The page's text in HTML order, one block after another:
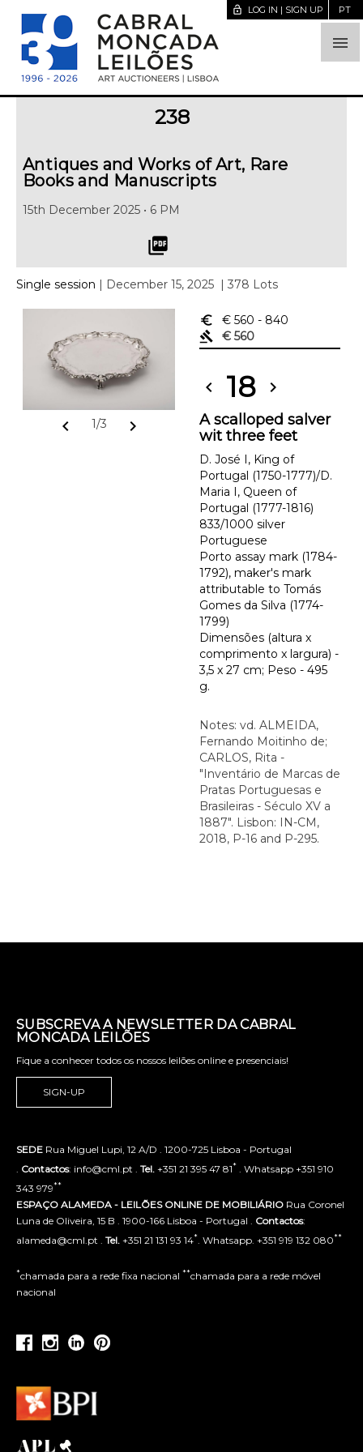

lock_open LOG IN | SIGN UP PT
238
Antiques and Works of Art, Rare
Books and Manuscripts
15th December 2025 • 6 PM
picture_as_pdf
Single session | December 15, 2025 | 378 Lots
chevron_left 1/3 chevron_right
euro_symbol € 560 - 840
gavel
€ 560
chevron_left 18 chevron_right
A scalloped salver
wit three feet
D. José I, King of
Portugal (1750-1777)/D.
Maria I, Queen of
Portugal (1777-1816)
833/1000 silver
Portuguese
Porto assay mark (1784-
1792), maker's mark
attributable to Tomás
Gomes da Silva (1774-
1799)
Dimensões (altura x
comprimento x largura) -
3,5 x 27 cm; Peso - 495
g.
Notes: vd. ALMEIDA,
Fernando Moitinho de;
CARLOS, Rita -
"Inventário de Marcas de
Pratas Portuguesas e
Brasileiras - Século XV a
1887". Lisbon: IN-CM,
2018, P-16 and P-295.
SUBSCREVA A NEWSLETTER DA CABRAL
MONCADA LEILÕES
Fique a conhecer todos os nossos leilões online e presenciais!
SIGN-UP
SEDE Rua Miguel Lupi, 12 A/D . 1200-725 Lisboa - Portugal
Contactos: info@cml.pt . Tel. +351 21 395 47 81* . Whatsapp +351 910
343 979**
ESPAÇO ALAMEDA - LEILÕES ONLINE DE MOBILIÁRIO Rua Coronel
Luna de Oliveira, 15 B . 1900-166 Lisboa - Portugal . Contactos:
alameda@cml.pt . Tel. +351 21 131 93 14* . Whatsapp. +351 919 132 080**
*chamada para a rede fixa nacional **chamada para a rede móvel
nacional